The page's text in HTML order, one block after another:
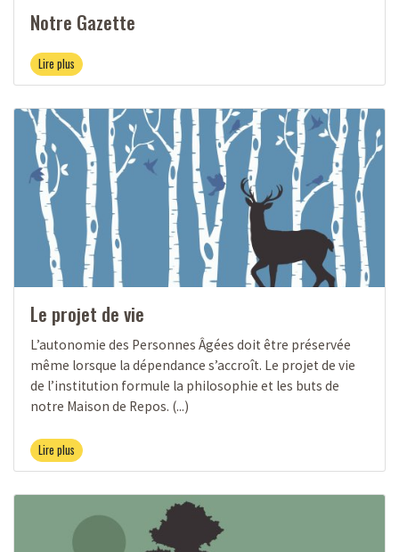
Notre Gazette
Lire plus
Le projet de vie
L’autonomie des Personnes Âgées doit être préservée
même lorsque la dépendance s’accroît. Le projet de vie
de l’institution formule la philosophie et les buts de
notre Maison de Repos. (...)
Lire plus